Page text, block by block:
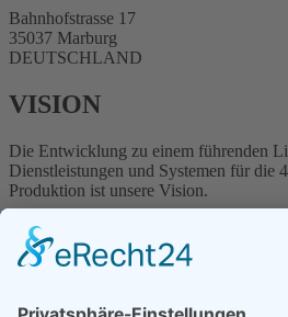
Bahnhofstrasse 17
35037 Marburg
DEUTSCHLAND
VISION
Die Entwicklung zu einem führenden
Dienstleistungen und Systemen für die
Produktion ist unsere Vision.
ÜBER UNS
Maschinenbau- und